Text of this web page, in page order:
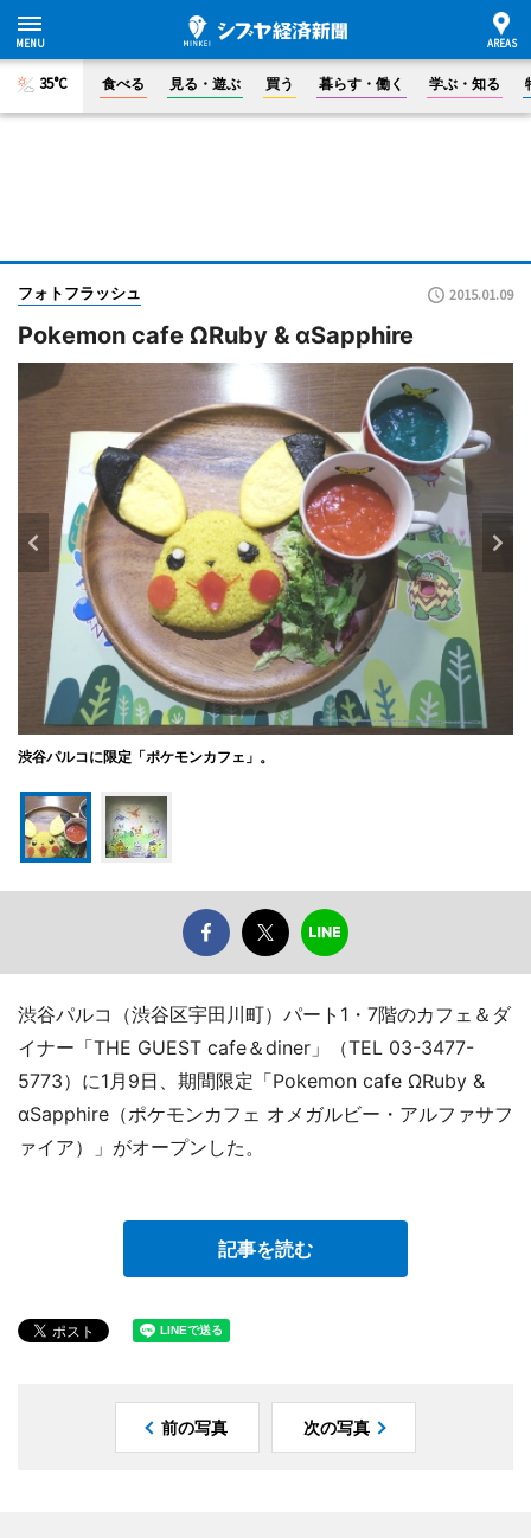
35°C 食べる 見る・遊ぶ 買う 暮らす・働く 学ぶ・知る
フォトフラッシュ 2015.01.09
Pokemon cafe ΩRuby & αSapphire
渋谷パルコに限定「ポケモンカフェ」。
渋谷パルコ（渋谷区宇田川町）パート1・7階のカフェ＆ダ
イナー「THE GUEST cafe＆diner」（TEL 03-3477-
5773）に1月9日、期間限定「Pokemon cafe ΩRuby &
αSapphire（ポケモンカフェ オメガルビー・アルファサフ
ァイア）」がオープンした。
記事を読む
前の写真 次の写真